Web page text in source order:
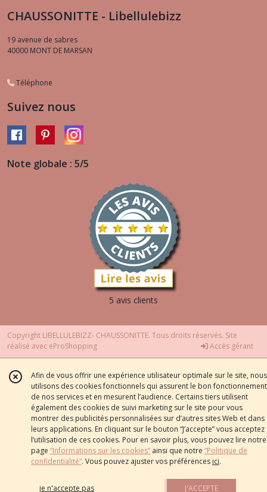
CHAUSSONITTE - Libellulebizz
19 avenue de sabres
40000 MONT DE MARSAN
Téléphone
Suivez nous
Note globale : 5/5
5 avis clients
Copyright LIBELLULEBIZZ- CHAUSSONITTE. Tous droits réservés. Site
réalisé avec eProShopping Accès gérant
Afin de vous offrir une expérience utilisateur optimale sur le site, nous
utilisons des cookies fonctionnels qui assurent le bon fonctionnement
de nos services et en mesurent l’audience. Certains tiers utilisent
également des cookies de suivi marketing sur le site pour vous
montrer des publicités personnalisées sur d’autres sites Web et dans
leurs applications. En cliquant sur le bouton “J’accepte” vous acceptez
l’utilisation de ces cookies. Pour en savoir plus, vous pouvez lire notre
page “Informations sur les cookies” ainsi que notre “Politique de
confidentialité“. Vous pouvez ajuster vos préférences ici.
je n'accepte pas J'ACCEPTE